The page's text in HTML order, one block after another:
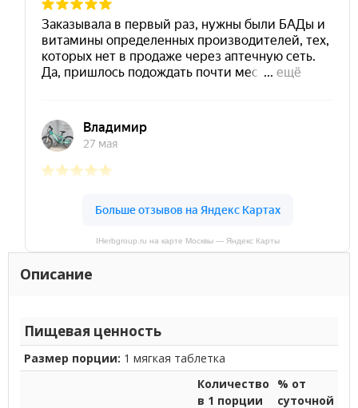
IHerbgroup.ru на карте Москвы — Яндекс Карты
Описание
Пищевая ценность
Размер порции: 1 мягкая таблетка
Количество
в 1 порции
% от
суточной